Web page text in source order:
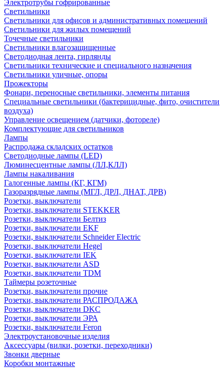
Электротрубы гофрированные
Светильники
Светильники для офисов и административных помещений
Светильники для жилых помещений
Точечные светильники
Светильники влагозащищенные
Светодиодная лента, гирлянды
Светильники технические и специального назначения
Светильники уличные, опоры
Прожекторы
Фонари, переносные светильники, элементы питания
Специальные светильники (бактерицидные, фито, очистители
воздуха)
Управление освещением (датчики, фотореле)
Комплектующие для светильников
Лампы
Распродажа складских остатков
Светодиодные лампы (LED)
Люминесцентные лампы (ЛЛ,КЛЛ)
Лампы накаливания
Галогенные лампы (КГ, КГМ)
Газоразрядные лампы (МГЛ, ДРЛ, ДНАТ, ДРВ)
Розетки, выключатели
Розетки, выключатели STEKKER
Розетки, выключатели Белтиз
Розетки, выключатели EKF
Розетки, выключатели Schneider Electric
Розетки, выключатели Hegel
Розетки, выключатели IEK
Розетки, выключатели ASD
Розетки, выключатели TDM
Таймеры розеточные
Розетки, выключатели прочие
Розетки, выключатели РАСПРОДАЖА
Розетки, выключатели DKC
Розетки, выключатели ЭРА
Розетки, выключатели Feron
Электроустановочные изделия
Аксессуары (вилки, розетки, переходники)
Звонки дверные
Коробки монтажные